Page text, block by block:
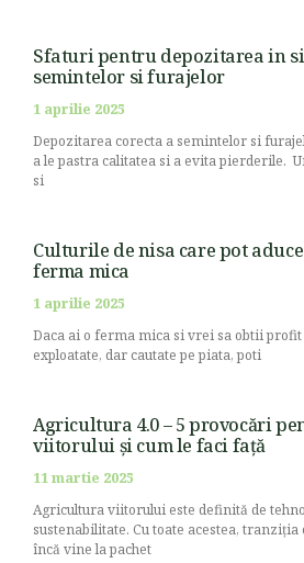
Sfaturi pentru depozitarea in
semintelor si furajelor
1 aprilie 2025
Depozitarea corecta a semintelor si
a le pastra calitatea si a evita pierderile.
si
Culturile de nisa care pot
ferma mica
1 aprilie 2025
Daca ai o ferma mica si vrei sa obtii
exploatate, dar cautate pe piata, poti
Agricultura 4.0 – 5 provocări
viitorului și cum le faci față
11 martie 2025
Agricultura viitorului este definită de
sustenabilitate. Cu toate acestea,
încă vine la pachet